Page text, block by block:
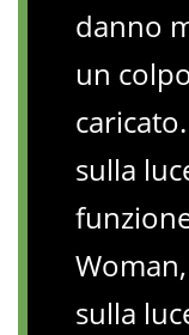
danno
un
sulla
sulla